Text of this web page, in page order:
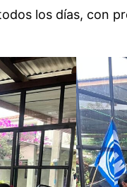
los días, con